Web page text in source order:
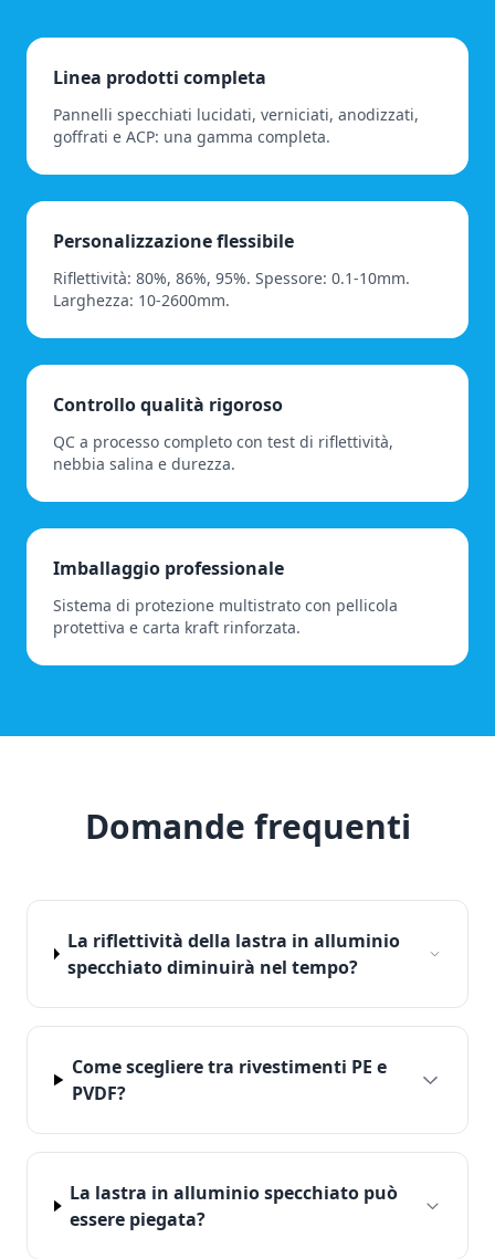
Linea prodotti completa
Pannelli specchiati lucidati, verniciati, anodizzati,
goffrati e ACP: una gamma completa.
Personalizzazione flessibile
Riflettività: 80%, 86%, 95%. Spessore: 0.1-10mm.
Larghezza: 10-2600mm.
Controllo qualità rigoroso
QC a processo completo con test di riflettività,
nebbia salina e durezza.
Imballaggio professionale
Sistema di protezione multistrato con pellicola
protettiva e carta kraft rinforzata.
Domande frequenti
La riflettività della lastra in alluminio
specchiato diminuirà nel tempo?
Come scegliere tra rivestimenti PE e
PVDF?
La lastra in alluminio specchiato può
essere piegata?